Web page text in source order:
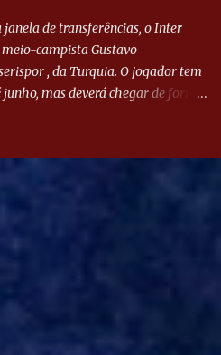
de transferências, o Inter
campista Gustavo
, da Turquia. O jogador tem
mas deverá chegar de forma
da Itália, e Ludogorets, da
ao Beira-Rio para ser mais uma